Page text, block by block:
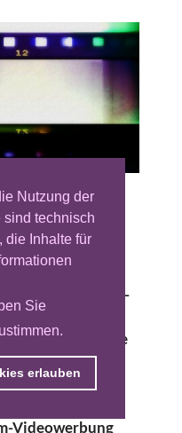
Nutzung der
technisch
die Inhalte für
Sie
erlauben
ist knapp und
TKP für In-
Roll und Post-
Bewegung in
Neue In-Page-
darstellen. Die
Outstream-
die Vor- und
Videowerbung